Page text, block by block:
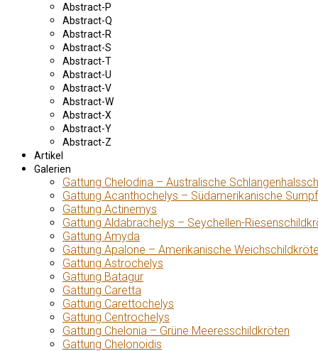
Abstract-P
Abstract-Q
Abstract-R
Abstract-S
Abstract-T
Abstract-U
Abstract-V
Abstract-W
Abstract-X
Abstract-Y
Abstract-Z
Artikel
Galerien
Gattung Chelodina – Australische
Gattung Acanthochelys – Südamerikanische
Gattung Actinemys
Gattung Aldabrachelys – Seychellen-
Gattung Amyda
Gattung Apalone – Amerikanische
Gattung Astrochelys
Gattung Batagur
Gattung Caretta
Gattung Carettochelys
Gattung Centrochelys
Gattung Chelonia – Grüne Meeresschildkröten
Gattung Chelonoidis